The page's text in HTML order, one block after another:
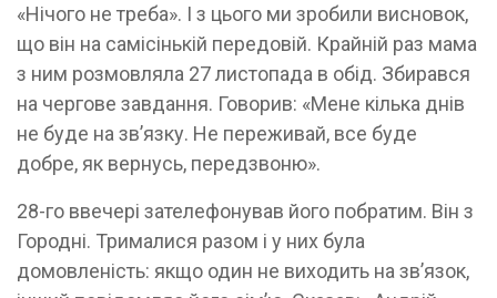
«Нічого не треба». І з цього ми зробили висновок,
що він на самісінькій передовій. Крайній раз мама
з ним розмовляла 27 листопада в обід. Збирався
на чергове завдання. Говорив: «Мене кілька днів
не буде на зв’язку. Не переживай, все буде
добре, як вернусь, передзвоню».
28-го ввечері зателефонував його побратим. Він з
Городні. Трималися разом і у них була
домовленість: якщо один не виходить на зв’язок,